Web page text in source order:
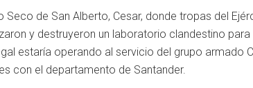
de San Alberto, Cesar, donde tropas del
y destruyeron un laboratorio clandestino para
estaría operando al servicio del grupo armado
con el departamento de Santander.